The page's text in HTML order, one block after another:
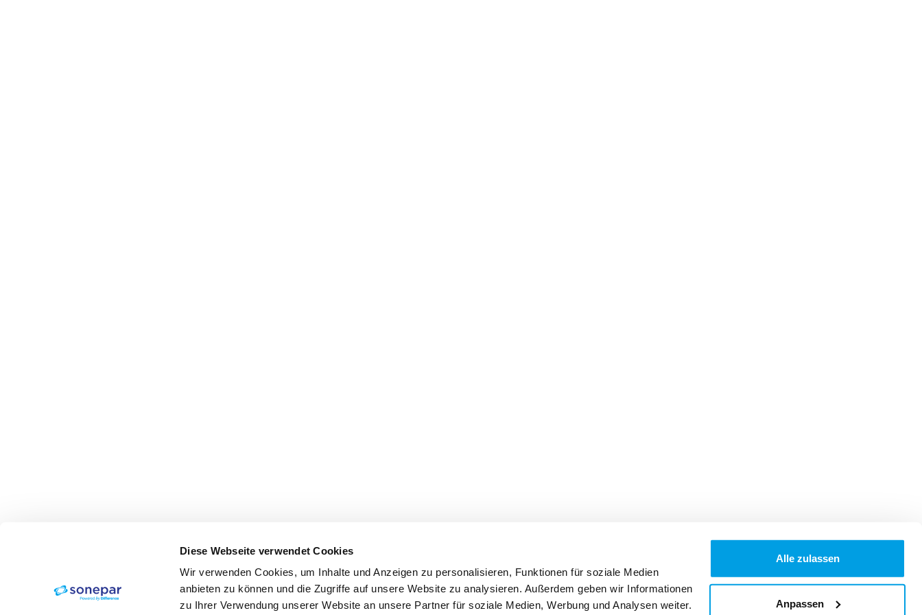
Diese Webseite verwendet Cookies
Wir verwenden Cookies, um Inhalte und Anzeigen zu personalisieren, Funktionen für soziale Medien
anbieten zu können und die Zugriffe auf unsere Website zu analysieren. Außerdem geben wir Informationen
zu Ihrer Verwendung unserer Website an unsere Partner für soziale Medien, Werbung und Analysen weiter.
Alle zulassen
Anpassen